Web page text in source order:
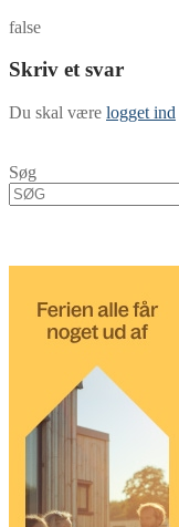
false
Skriv et svar
Du skal være logget ind
Søg